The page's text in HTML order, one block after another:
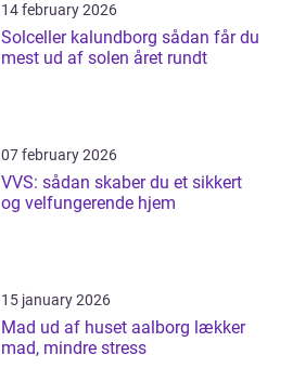
14 february 2026
Solceller kalundborg sådan får du
mest ud af solen året rundt
07 february 2026
VVS: sådan skaber du et sikkert
og velfungerende hjem
15 january 2026
Mad ud af huset aalborg lækker
mad, mindre stress